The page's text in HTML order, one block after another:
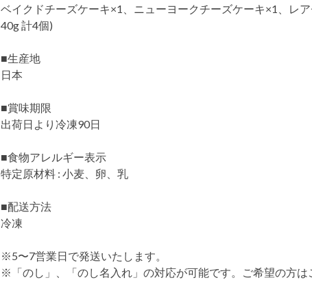
ベイクドチーズケーキ×1、ニューヨークチーズケーキ×1、レ
40g 計4個)
■生産地
日本
■賞味期限
出荷日より冷凍90日
■食物アレルギー表示
特定原材料 : 小麦、卵、乳
■配送方法
冷凍
※5〜7営業日で発送いたします。
※「のし」、「のし名入れ」の対応が可能です。ご希望の方は